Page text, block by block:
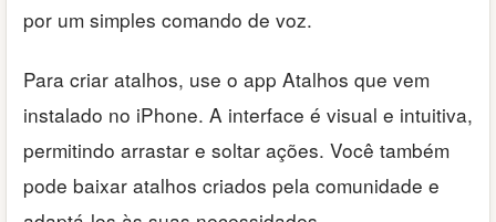
por um simples comando de voz.
Para criar atalhos, use o app Atalhos que vem
instalado no iPhone. A interface é visual e intuitiva,
permitindo arrastar e soltar ações. Você também
pode baixar atalhos criados pela comunidade e